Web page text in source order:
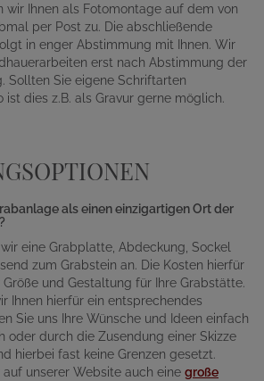
wir Ihnen als Fotomontage auf dem von
per Post zu. Die abschließende
in enger Abstimmung mit Ihnen. Wir
erst nach Abstimmung der
Sollten Sie eigene Schriftarten
ist dies z.B. als Gravur gerne möglich.
als einen einzigartigen Ort der
eine Grabplatte, Abdeckung, Sockel
zum Grabstein an. Die Kosten hierfür
und Gestaltung für Ihre Grabstätte.
Ihnen hierfür ein entsprechendes
Sie uns Ihre Wünsche und Ideen einfach
oder durch die Zusendung einer Skizze
hierbei fast keine Grenzen gesetzt.
unserer Website auch eine große